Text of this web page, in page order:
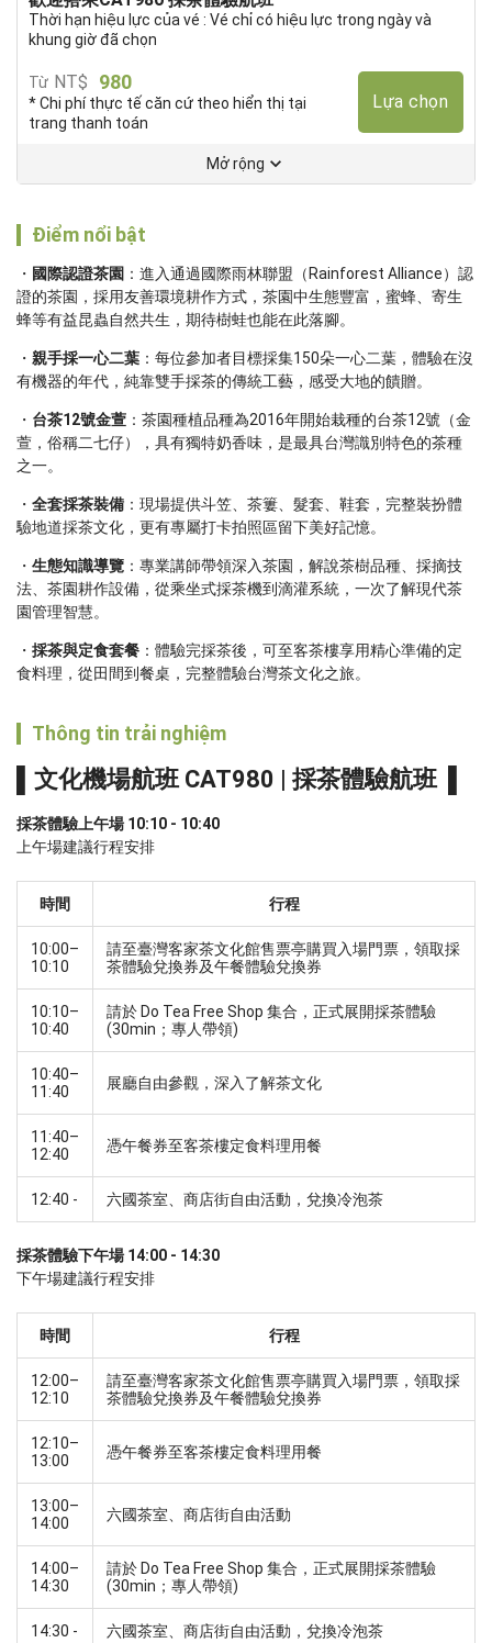
Thời hạn hiệu lực của vé : Vé chỉ có hiệu lực trong ngày và
khung giờ đã chọn
Từ NT$ 980
* Chi phí thực tế căn cứ theo hiển thị tại
trang thanh toán
Lựa chọn
Mở rộng
Điểm nổi bật
國際認證茶園 ：進入通過國際雨林聯盟（Rainforest Alliance）認
證的茶園，採用友善環境耕作方式，茶園中生態豐富，蜜蜂、寄生
蜂等有益昆蟲自然共生，期待樹蛙也能在此落腳。
親手採一心二葉 ：每位參加者目標採集150朵一心二葉，體驗在沒
有機器的年代，純靠雙手採茶的傳統工藝，感受大地的饋贈。
台茶12號金萱 ：茶園種植品種為2016年開始栽種的台茶12號（金
萱，俗稱二七仔），具有獨特奶香味，是最具台灣識別特色的茶種
之一。
全套採茶裝備 ：現場提供斗笠、茶簍、髮套、鞋套，完整裝扮體
驗地道採茶文化，更有專屬打卡拍照區留下美好記憶。
生態知識導覽 ：專業講師帶領深入茶園，解說茶樹品種、採摘技
法、茶園耕作設備，從乘坐式採茶機到滴灌系統，一次了解現代茶
園管理智慧。
採茶與定食套餐 ：體驗完採茶後，可至客茶樓享用精心準備的定
食料理，從田間到餐桌，完整體驗台灣茶文化之旅。
Thông tin trải nghiệm
▌文化機場航班 CAT980 | 採茶體驗航班  ▌
採茶體驗上午場 10:10 - 10:40
上午場建議行程安排
時間 行程
10:00–
10:10
請至臺灣客家茶文化館售票亭購買入場門票，領取採
茶體驗兌換券及午餐體驗兌換券
10:10–
10:40
請於 Do Tea Free Shop 集合，正式展開採茶體驗
(30min；專人帶領)
10:40–
11:40
展廳自由參觀，深入了解茶文化
11:40–
12:40
憑午餐券至客茶樓定食料理用餐
12:40 - 六國茶室、商店街自由活動，兌換冷泡茶
採茶體驗下午場 14:00 - 14:30
下午場建議行程安排
時間 行程
12:00–
12:10
請至臺灣客家茶文化館售票亭購買入場門票，領取採
茶體驗兌換券及午餐體驗兌換券
12:10–
13:00
憑午餐券至客茶樓定食料理用餐
13:00–
14:00
六國茶室、商店街自由活動
14:00–
14:30
請於 Do Tea Free Shop 集合，正式展開採茶體驗
(30min；專人帶領)
14:30 - 六國茶室、商店街自由活動，兌換冷泡茶